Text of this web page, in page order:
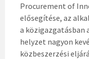
Procurement of
elősegítése, az
a közigazgatásban
helyzet nagyon
közbeszerzési